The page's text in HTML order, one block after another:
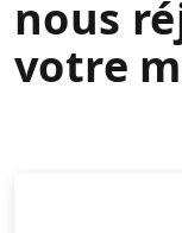
nous
votre